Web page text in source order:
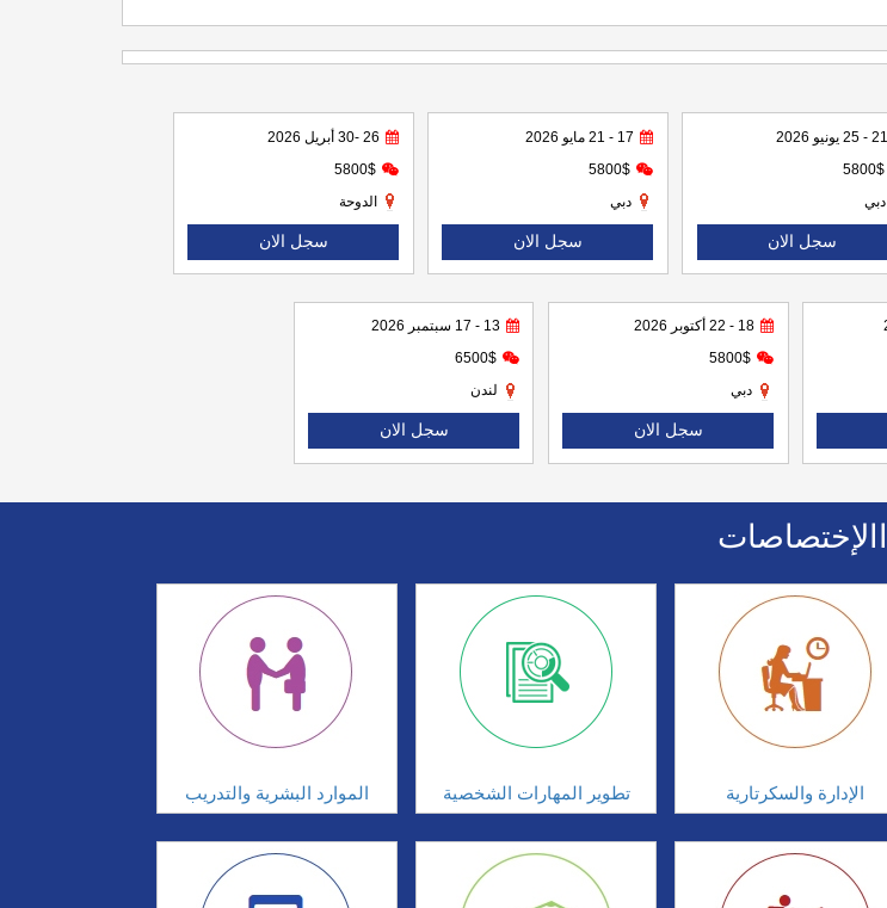
26 -30 أبريل 2026
5800$
الدوحة
سجل الان
17 - 21 مايو 2026
5800$
دبي
سجل الان
21 - 25 يونيو 2026
5800$
دبي
سجل الان
13 - 17 سبتمبر 2026
6500$
لندن
سجل الان
18 - 22 أكتوبر 2026
5800$
دبي
سجل الان
االإختصاصات
الموارد البشرية والتدريب تطوير المهارات الشخصية الإدارة والسكرتارية